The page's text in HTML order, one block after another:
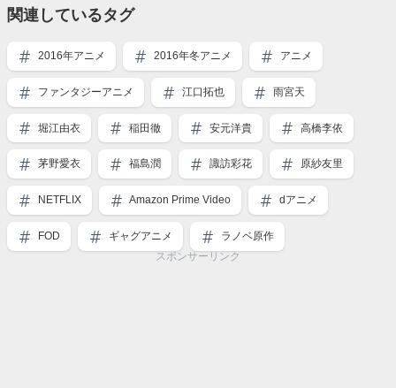
関連しているタグ
2016年アニメ 2016年冬アニメ アニメ
ファンタジーアニメ 江口拓也 雨宮天
堀江由衣 稲田徹 安元洋貴 高橋李依
茅野愛衣 福島潤 諏訪彩花 原紗友里
NETFLIX Amazon Prime Video dアニメ
FOD ギャグアニメ
ラノベ原作
スポンサーリンク